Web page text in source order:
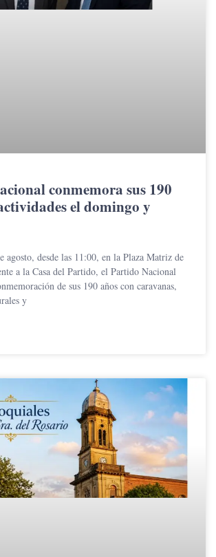
conmemora sus 190
el domingo y
agosto, desde las 11:00, en la Plaza Matriz de
a la Casa del Partido, el Partido Nacional
de sus 190 años con caravanas,
y